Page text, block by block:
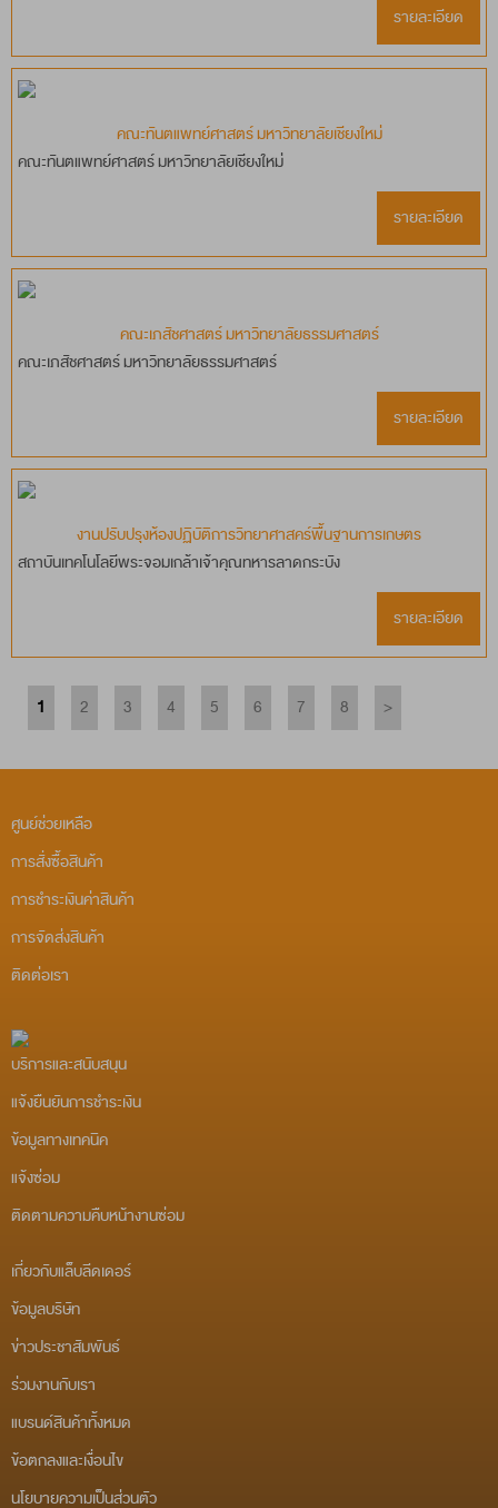
รายละเอียด
คณะทันตแพทย์ศาสตร์ มหาวิทยาลัยเชียงใหม่
คณะทันตแพทย์ศาสตร์ มหาวิทยาลัยเชียงใหม่
รายละเอียด
คณะเภสัชศาสตร์ มหาวิทยาลัยธรรมศาสตร์
คณะเภสัชศาสตร์ มหาวิทยาลัยธรรมศาสตร์
รายละเอียด
งานปรับปรุงห้องปฏิบัติการวิทยาศาสคร์พื้นฐานการเกษตร
สถาบันเทคโนโลยีพระจอมเกล้าเจ้าคุณทหารลาดกระบัง
รายละเอียด
1 2 3 4 5 6 7 8 >
ศูนย์ช่วยเหลือ
การสั่งซื้อสินค้า
การชำระเงินค่าสินค้า
การจัดส่งสินค้า
ติดต่อเรา
บริการและสนับสนุน
แจ้งยืนยันการชำระเงิน
ข้อมูลทางเทคนิค
แจ้งซ่อม
ติดตามความคืบหน้างานซ่อม
เกี่ยวกับแล็บลีดเดอร์
ข้อมูลบริษัท
ข่าวประชาสัมพันธ์
ร่วมงานกับเรา
แบรนด์สินค้าทั้งหมด
ข้อตกลงและเงื่อนไข
นโยบายความเป็นส่วนตัว